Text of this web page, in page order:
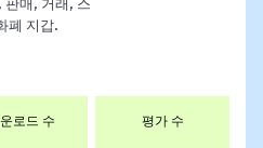
매, 거래, 스
폐 지갑.
로드 수 평가 수